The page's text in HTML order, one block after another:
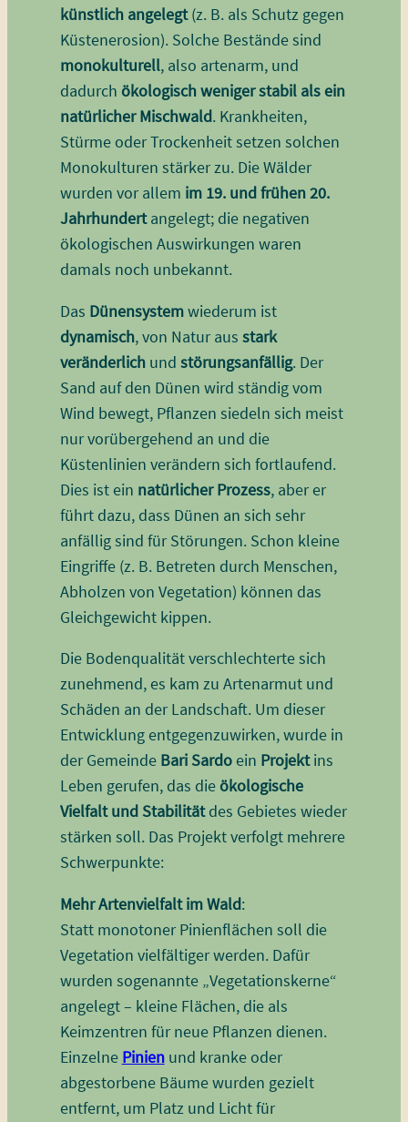
künstlich angelegt(z. B. als Schutz gegen
Küstenerosion). Solche Bestände sind
monokulturell, also artenarm, und
dadurch ökologisch weniger stabil als ein
natürlicher Mischwald. Krankheiten,
Stürme oder Trockenheit setzen solchen
Monokulturen stärker zu. Die Wälder
wurden vor allem im 19. und frühen 20.
Jahrhundertangelegt; die negativen
ökologischen Auswirkungen waren
damals noch unbekannt.
Das Dünensystemwiederum ist
dynamisch, von Natur aus stark
veränderlichund störungsanfällig. Der
Sand auf den Dünen wird ständig vom
Wind bewegt, Pflanzen siedeln sich meist
nur vorübergehend an und die
Küstenlinien verändern sich fortlaufend.
Dies ist ein natürlicher Prozess, aber er
führt dazu, dass Dünen an sich sehr
anfällig sind für Störungen. Schon kleine
Eingriffe (z. B. Betreten durch Menschen,
Abholzen von Vegetation) können das
Gleichgewicht kippen.
Die Bodenqualität verschlechterte sich
zunehmend, es kam zu Artenarmut und
Schäden an der Landschaft. Um dieser
Entwicklung entgegenzuwirken, wurde in
der Gemeinde Bari Sardoein Projektins
Leben gerufen, das dieökologische
Vielfalt und Stabilitätdes Gebietes wieder
stärken soll. Das Projekt verfolgt mehrere
Schwerpunkte:
Mehr Artenvielfalt im Wald:
Statt monotoner Pinienflächen soll die
Vegetation vielfältiger werden. Dafür
wurden sogenannte „Vegetationskerne“
angelegt – kleine Flächen, die als
Keimzentren für neue Pflanzen dienen.
Einzelne Pinienund kranke oder
abgestorbene Bäume wurden gezielt
entfernt, um Platz und Licht für